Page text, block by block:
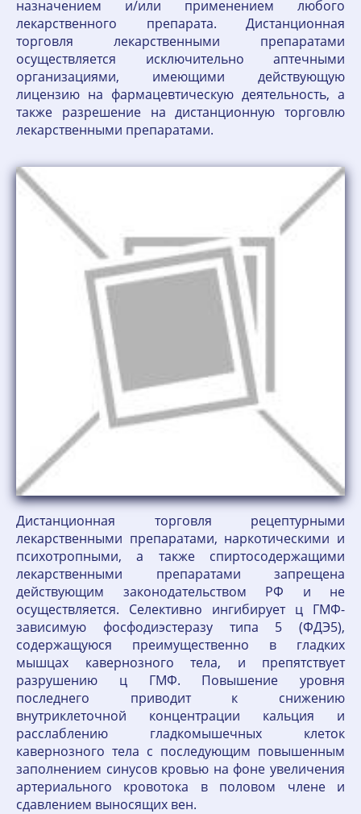
назначением и/или применением любого
лекарственного препарата. Дистанционная
торговля лекарственными препаратами
осуществляется исключительно аптечными
организациями, имеющими действующую
лицензию на фармацевтическую деятельность, а
также разрешение на дистанционную торговлю
лекарственными препаратами.
Дистанционная торговля рецептурными
лекарственными препаратами, наркотическими и
психотропными, а также спиртосодержащими
лекарственными препаратами запрещена
действующим законодательством РФ и не
осуществляется. Селективно ингибирует ц ГМФ-
зависимую фосфодиэстеразу типа 5 (ФДЭ5),
содержащуюся преимущественно в гладких
мышцах кавернозного тела, и препятствует
разрушению ц ГМФ. Повышение уровня
последнего приводит к снижению
внутриклеточной концентрации кальция и
расслаблению гладкомышечных клеток
кавернозного тела с последующим повышенным
заполнением синусов кровью на фоне увеличения
артериального кровотока в половом члене и
сдавлением выносящих вен.